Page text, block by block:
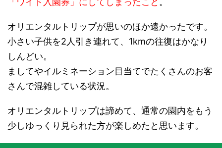
オリエンタルトリップが思いのほか遠かったです。
小さい子供を2人引き連れて、1kmの往復はかなり
しんどい。
ましてやイルミネーション目当てでたくさんのお客
さんで混雑している状況。
オリエンタルトリップは諦めて、通常の園内をもう
少しゆっくり見られた方が楽しめたと思います。